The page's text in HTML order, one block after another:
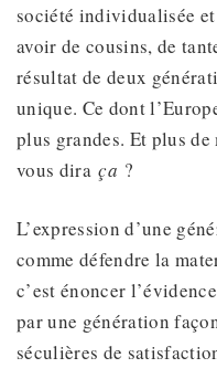
société individualisée
avoir de cousins, de
résultat de deux
unique. Ce dont
plus grandes. Et plus
vous diraça ?
L’expression d’une
comme défendre la
c’est énoncer
par une génération
séculières de